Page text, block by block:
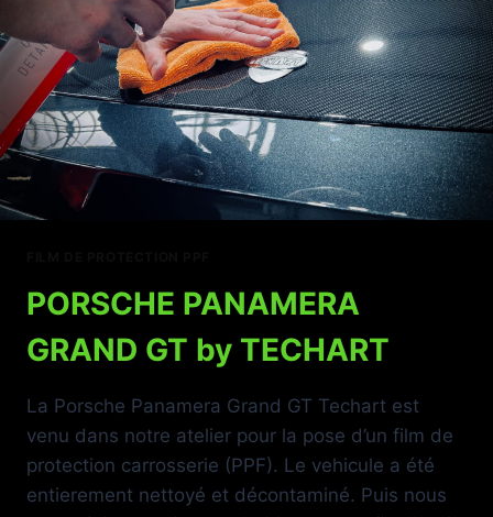
PORSCHE PANAMERA
GRAND GT by TECHART
La Porsche Panamera Grand GT Techart est
venu dans notre atelier pour la pose d’un film de
protection carrosserie (PPF). Le vehicule a été
entierement nettoyé et décontaminé. Puis nous